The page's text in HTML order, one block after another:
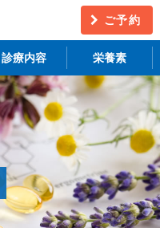
ご予約
診療内容
うつ・慢性疲労
更年期障害
ニキビ・シミ
月経
栄養素